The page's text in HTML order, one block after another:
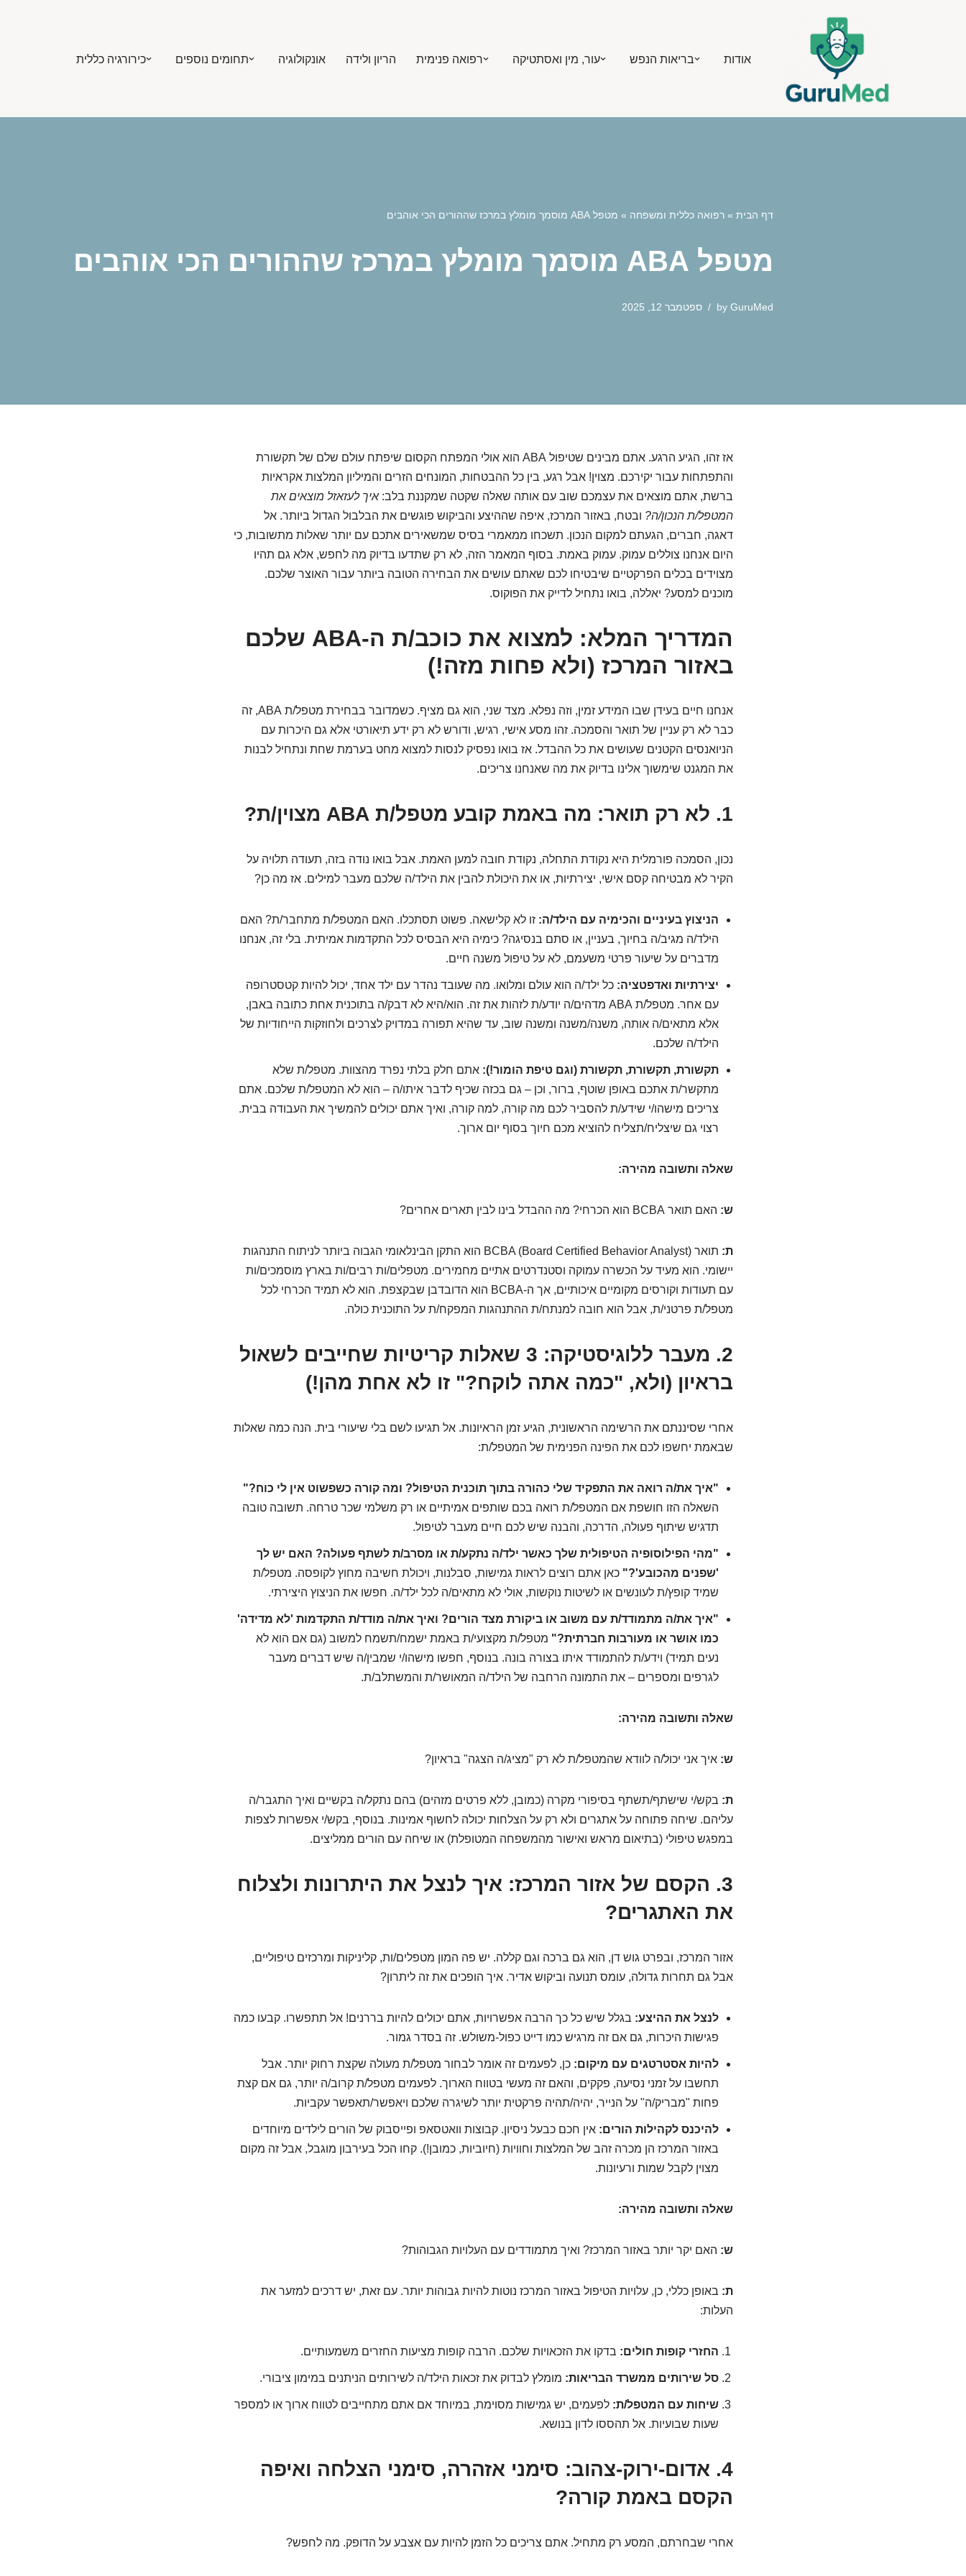
אודות בריאות הנפש עור, מין ואסתטיקה רפואה פנימית הריון ולידה אונקולוגיה תחומים נוספים כירורגיה כללית
דף הבית » רפואה כללית ומשפחה » מטפל ABA מוסמך מומלץ במרכז שההורים הכי אוהבים
מטפל ABA מוסמך מומלץ במרכז שההורים הכי אוהבים
by GuruMed ספטמבר 12, 2025
אז זהו, הגיע הרגע. אתם מבינים שטיפול ABA הוא אולי המפתח הקסום שיפתח עולם שלם של תקשורת
והתפתחות עבור יקירכם. מצוין! אבל רגע, בין כל ההבטחות, המונחים הזרים והמיליון המלצות אקראיות
ברשת, אתם מוצאים את עצמכם שוב עם אותה שאלה שקטה שמקננת בלב:איך לעזאזל מוצאים את
המטפל/ת הנכון/ה? ובטח, באזור המרכז, איפה שההיצע והביקוש פוגשים את הבלבול הגדול ביותר. אל
דאגה, חברים, הגעתם למקום הנכון. תשכחו ממאמרי בסיס שמשאירים אתכם עם יותר שאלות מתשובות, כי
היום אנחנו צוללים עמוק. עמוק באמת. בסוף המאמר הזה, לא רק שתדעו בדיוק מה לחפש, אלא גם תהיו
מצוידים בכלים הפרקטיים שיבטיחו לכם שאתם עושים את הבחירה הטובה ביותר עבור האוצר שלכם.
מוכנים למסע? יאללה, בואו נתחיל לדייק את הפוקוס.
המדריך המלא: למצוא את כוכב/ת ה-ABA שלכם
באזור המרכז (ולא פחות מזה!)
אנחנו חיים בעידן שבו המידע זמין, וזה נפלא. מצד שני, הוא גם מציף. כשמדובר בבחירת מטפל/ת ABA, זה
כבר לא רק עניין של תואר והסמכה. זהו מסע אישי, רגיש, ודורש לא רק ידע תיאורטי אלא גם היכרות עם
הניואנסים הקטנים שעושים את כל ההבדל. אז בואו נפסיק לנסות למצוא מחט בערמת שחת ונתחיל לבנות
את המגנט שימשוך אלינו בדיוק את מה שאנחנו צריכים.
1. לא רק תואר: מה באמת קובע מטפל/ת ABA מצוין/ת?
נכון, הסמכה פורמלית היא נקודת התחלה, נקודת חובה למען האמת. אבל בואו נודה בזה, תעודה תלויה על
הקיר לא מבטיחה קסם אישי, יצירתיות, או את היכולת להבין את הילד/ה שלכם מעבר למילים. אז מה כן?
הניצוץ בעיניים והכימיה עם הילד/ה: זו לא קלישאה. פשוט תסתכלו. האם המטפל/ת מתחבר/ת? האם
הילד/ה מגיב/ה בחיוך, בעניין, או סתם בנסיגה? כימיה היא הבסיס לכל התקדמות אמיתית. בלי זה, אנחנו
מדברים על שיעור פרטי משעמם, לא על טיפול משנה חיים.
יצירתיות ואדפטציה: כל ילד/ה הוא עולם ומלואו. מה שעובד נהדר עם ילד אחד, יכול להיות קטסטרופה
עם אחר. מטפל/ת ABA מדהים/ה יודע/ת לזהות את זה. הוא/היא לא דבק/ה בתוכנית אחת כתובה באבן,
אלא מתאים/ה אותה, משנה/משנה ומשנה שוב, עד שהיא תפורה במדויק לצרכים ולחוזקות הייחודיות של
הילד/ה שלכם.
תקשורת, תקשורת, תקשורת (וגם טיפת הומור!): אתם חלק בלתי נפרד מהצוות. מטפל/ת שלא
מתקשר/ת אתכם באופן שוטף, ברור, וכן – גם בכזה שכיף לדבר איתו/ה – הוא לא המטפל/ת שלכם. אתם
צריכים מישהו/י שידע/ת להסביר לכם מה קורה, למה קורה, ואיך אתם יכולים להמשיך את העבודה בבית.
רצוי גם שיצליח/תצליח להוציא מכם חיוך בסוף יום ארוך.
שאלה ותשובה מהירה:
ש: האם תואר BCBA הוא הכרחי? מה ההבדל בינו לבין תארים אחרים?
ת:
תואר BCBA (Board Certified Behavior Analyst) הוא התקן הבינלאומי הגבוה ביותר לניתוח התנהגות
יישומי. הוא מעיד על הכשרה עמוקה וסטנדרטים אתיים מחמירים. מטפלים/ות רבים/ות בארץ מוסמכים/ות
עם תעודות וקורסים מקומיים איכותיים, אך ה-BCBA הוא הדובדבן שבקצפת. הוא לא תמיד הכרחי לכל
מטפל/ת פרטני/ת, אבל הוא חובה למנתח/ת ההתנהגות המפקח/ת על התוכנית כולה.
2.
מעבר ללוגיסטיקה: 3 שאלות קריטיות שחייבים לשאול
בראיון (ולא, "כמה אתה לוקח?" זו לא אחת מהן!)
אחרי שסיננתם את הרשימה הראשונית, הגיע זמן הראיונות. אל תגיעו לשם בלי שיעורי בית. הנה כמה שאלות
שבאמת יחשפו לכם את הפינה הפנימית של המטפל/ת:
"איך את/ה רואה את התפקיד שלי כהורה בתוך תוכנית הטיפול? ומה קורה כשפשוט אין לי כוח?"
השאלה הזו חושפת אם המטפל/ת רואה בכם שותפים אמיתיים או רק משלמי שכר טרחה. תשובה טובה
תדגיש שיתוף פעולה, הדרכה, והבנה שיש לכם חיים מעבר לטיפול.
"מהי הפילוסופיה הטיפולית שלך כאשר ילד/ה נתקע/ת או מסרב/ת לשתף פעולה? האם יש לך
'שפנים מהכובע'?" כאן אתם רוצים לראות גמישות, סבלנות, ויכולת חשיבה מחוץ לקופסה. מטפל/ת
שמיד קופץ/ת לעונשים או לשיטות נוקשות, אולי לא מתאים/ה לכל ילד/ה. חפשו את הניצוץ היצירתי.
"איך את/ה מתמודד/ת עם משוב או ביקורת מצד הורים? ואיך את/ה מודד/ת התקדמות 'לא מדידה'
כמו אושר או מעורבות חברתית?" מטפל/ת מקצועי/ת באמת ישמח/תשמח למשוב (גם אם הוא לא
נעים תמיד) וידע/ת להתמודד איתו בצורה בונה. בנוסף, חפשו מישהו/י שמבין/ה שיש דברים מעבר
לגרפים ומספרים – את התמונה הרחבה של הילד/ה המאושר/ת והמשתלב/ת.
שאלה ותשובה מהירה:
ש: איך אני יכול/ה לוודא שהמטפל/ת לא רק "מציג/ה הצגה" בראיון?
ת: בקש/י שישתף/תשתף בסיפורי מקרה (כמובן, ללא פרטים מזהים) בהם נתקל/ה בקשיים ואיך התגבר/ה
עליהם. שיחה פתוחה על אתגרים ולא רק על הצלחות יכולה לחשוף אמינות. בנוסף, בקש/י אפשרות לצפות
במפגש טיפולי (בתיאום מראש ואישור מהמשפחה המטופלת) או שיחה עם הורים ממליצים.
3. הקסם של אזור המרכז: איך לנצל את היתרונות ולצלוח
את האתגרים?
אזור המרכז, ובפרט גוש דן, הוא גם ברכה וגם קללה. יש פה המון מטפלים/ות, קליניקות ומרכזים טיפוליים,
אבל גם תחרות גדולה, עומס תנועה וביקוש אדיר. איך הופכים את זה ליתרון?
לנצל את ההיצע: בגלל שיש כל כך הרבה אפשרויות, אתם יכולים להיות בררנים! אל תתפשרו. קבעו כמה
פגישות היכרות, גם אם זה מרגיש כמו דייט כפול-משולש. זה בסדר גמור.
להיות אסטרטגים עם מיקום: כן, לפעמים זה אומר לבחור מטפל/ת מעולה שקצת רחוק יותר. אבל
תחשבו על זמני נסיעה, פקקים, והאם זה מעשי בטווח הארוך. לפעמים מטפל/ת קרוב/ה יותר, גם אם קצת
פחות "מבריק/ה" על הנייר, יהיה/תהיה פרקטית יותר לשיגרה שלכם ויאפשר/תאפשר עקביות.
להיכנס לקהילות הורים: אין חכם כבעל ניסיון. קבוצות וואטסאפ ופייסבוק של הורים לילדים מיוחדים
באזור המרכז הן מכרה זהב של המלצות וחוויות (חיוביות, כמובן!). קחו הכל בעירבון מוגבל, אבל זה מקום
מצוין לקבל שמות ורעיונות.
שאלה ותשובה מהירה:
ש: האם יקר יותר באזור המרכז? ואיך מתמודדים עם העלויות הגבוהות?
ת: באופן כללי, כן, עלויות הטיפול באזור המרכז נוטות להיות גבוהות יותר. עם זאת, יש דרכים למזער את
העלות:
החזרי קופות חולים: בדקו את הזכאויות שלכם. הרבה קופות מציעות החזרים משמעותיים.
סל שירותים ממשרד הבריאות: מומלץ לבדוק את זכאות הילד/ה לשירותים הניתנים במימון ציבורי.
שיחות עם המטפל/ת: לפעמים, יש גמישות מסוימת, במיוחד אם אתם מתחייבים לטווח ארוך או למספר
שעות שבועיות. אל תהססו לדון בנושא.
4. אדום-ירוק-צהוב: סימני אזהרה, סימני הצלחה ואיפה
הקסם באמת קורה?
אחרי שבחרתם, המסע רק מתחיל. אתם צריכים כל הזמן להיות עם אצבע על הדופק. מה לחפש?